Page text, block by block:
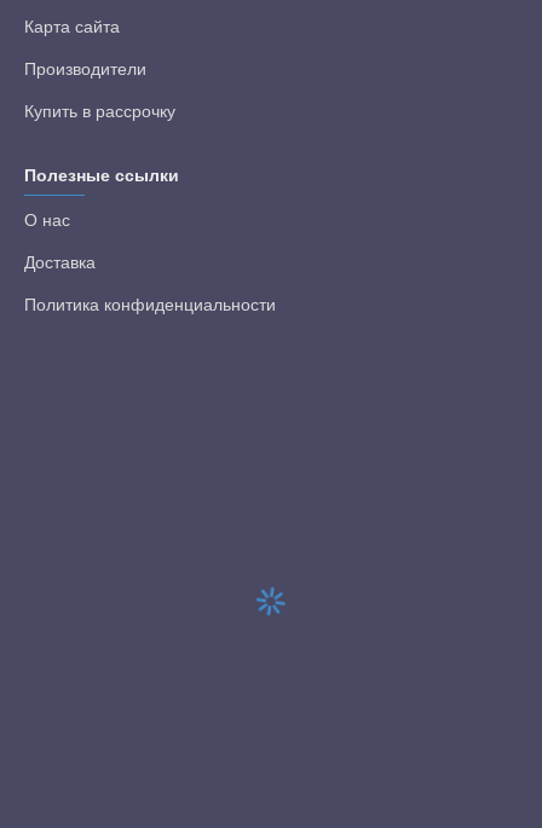
Карта сайта
Производители
Купить в рассрочку
Полезные ссылки
О нас
Доставка
Политика конфиденциальности